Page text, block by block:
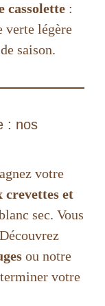
cassolette :
verte légère
saison.
: nos
votre
crevettes et
sec. Vous
ou notre
votre